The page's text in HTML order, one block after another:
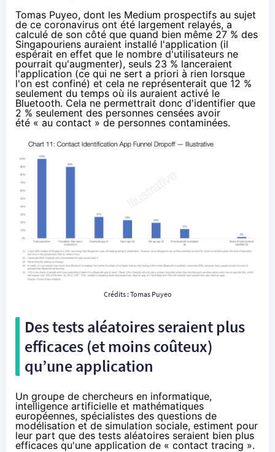
Tomas Puyeo, dont les Medium prospectifs au sujet
de ce coronavirus ont été largement relayés, a
calculé de son côté que quand bien même 27 % des
Singapouriens auraient installé l'application (il
espérait en effet que le nombre d'utilisateurs ne
pourrait qu'augmenter), seuls 23 % lanceraient
l'application (ce qui ne sert a priori à rien lorsque
l'on est confiné) et cela ne représenterait que 12 %
seulement du temps où ils auraient activé le
Bluetooth. Cela ne permettrait donc d'identifier que
2 % seulement des personnes censées avoir
été « au contact » de personnes contaminées.
Crédits : Tomas Puyeo
Des tests aléatoires seraient plus
efficaces (et moins coûteux)
qu’une application
Un groupe de chercheurs en informatique,
intelligence artificielle et mathématiques
européennes, spécialistes des questions de
modélisation et de simulation sociale, estiment pour
leur part que des tests aléatoires seraient bien plus
efficaces qu'une application de « contact tracing ».